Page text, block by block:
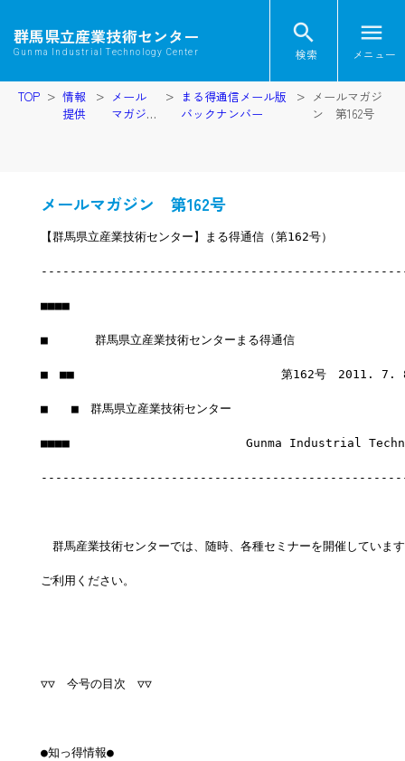
群馬県立産業技術センター
Gunma Industrial Technology Center
search
検索
menu
メニュー
TOP
情報
提供
メール
マガジ
まる得通信メール版
バックナンバー
メールマガジ
ン 第162号
メールマガジン 第162号
【群馬県立産業技術センター】まる得通信（第162号）
■■■■
■　　　　群馬県立産業技術センターまる得通信
■　■■　　　　　　　　　　　　　　　　　 第162号　2011. 7.
■　　■　群馬県立産業技術センター
■■■■　　　　　　　　　　　　　　　Gunma Industrial
群馬産業技術センターでは、随時、各種セミナーを開催していま
ご利用ください。
▽▽　今号の目次　▽▽
●知っ得情報●